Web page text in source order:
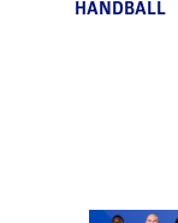
HANDBALL